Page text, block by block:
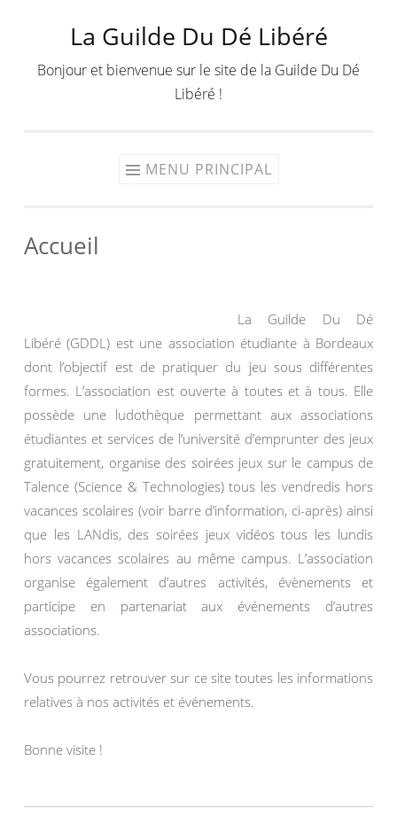
contenu
La Guilde Du Dé Libéré
Bonjour et bienvenue sur le site de la Guilde Du Dé
Libéré !
MENU PRINCIPAL
Accueil
La Guilde Du Dé
Libéré (GDDL) est une association étudiante à Bordeaux
dont l’objectif est de pratiquer du jeu sous différentes
formes. L’association est ouverte à toutes et à tous. Elle
possède une ludothèque permettant aux associations
étudiantes et services de l’université d’emprunter des jeux
gratuitement, organise des soirées jeux sur le campus de
Talence (Science & Technologies) tous les vendredis hors
vacances scolaires (voir barre d’information, ci-après) ainsi
que les LANdis, des soirées jeux vidéos tous les lundis
hors vacances scolaires au même campus. L’association
organise également d’autres activités, évènements et
participe en partenariat aux événements d’autres
associations.
Vous pourrez retrouver sur ce site toutes les informations
relatives à nos activités et événements.
Bonne visite !